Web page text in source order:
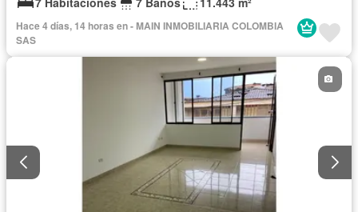
Hace 4 días, 14 horas en - MAIN INMOBILIARIA COLOMBIA
SAS